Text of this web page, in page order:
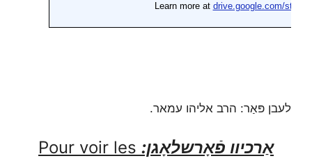
לעבן פּאַר: הרב אליהו עמאר.
אַרכיוו פֿאָרשלאָגן: Pour voir les